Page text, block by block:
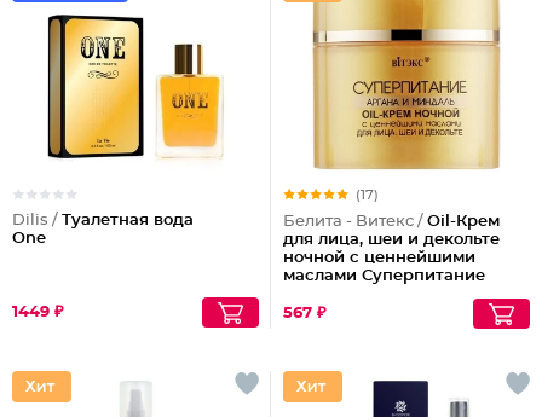
Dilis / Туалетная вода
One
1449 ₽
(17)
Белита - Витекс / Oil-Крем
для лица, шеи и декольте
ночной с ценнейшими
маслами Суперпитание
567 ₽